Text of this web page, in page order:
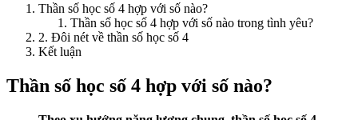
Thần số học số 4 hợp với số nào?
Thần số học số 4 hợp với số nào trong tình yêu?
2. Đôi nét về thần số học số 4
Kết luận
Thần số học số 4 hợp với số nào?